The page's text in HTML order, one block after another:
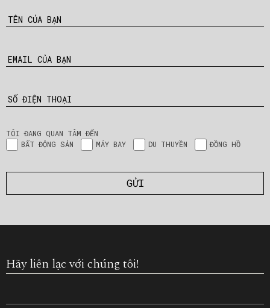
TÊN CỦA BẠN
EMAIL CỦA BẠN
SỐ ĐIỆN THOẠI
TÔI ĐANG QUAN TÂM ĐẾN
BẤT ĐỘNG SẢN
MÁY BAY DU THUYỀN ĐỒNG HỒ
Hãy liên lạc với chúng tôi!